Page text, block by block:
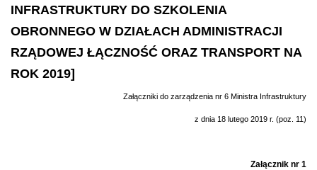
INFRASTRUKTURY DO SZKOLENIA
OBRONNEGO W DZIAŁACH ADMINISTRACJI
RZĄDOWEJ ŁĄCZNOŚĆ ORAZ TRANSPORT NA
ROK 2019]
Załączniki do zarządzenia nr 6 Ministra Infrastruktury
z dnia 18 lutego 2019 r. (poz. 11)
Załącznik nr 1